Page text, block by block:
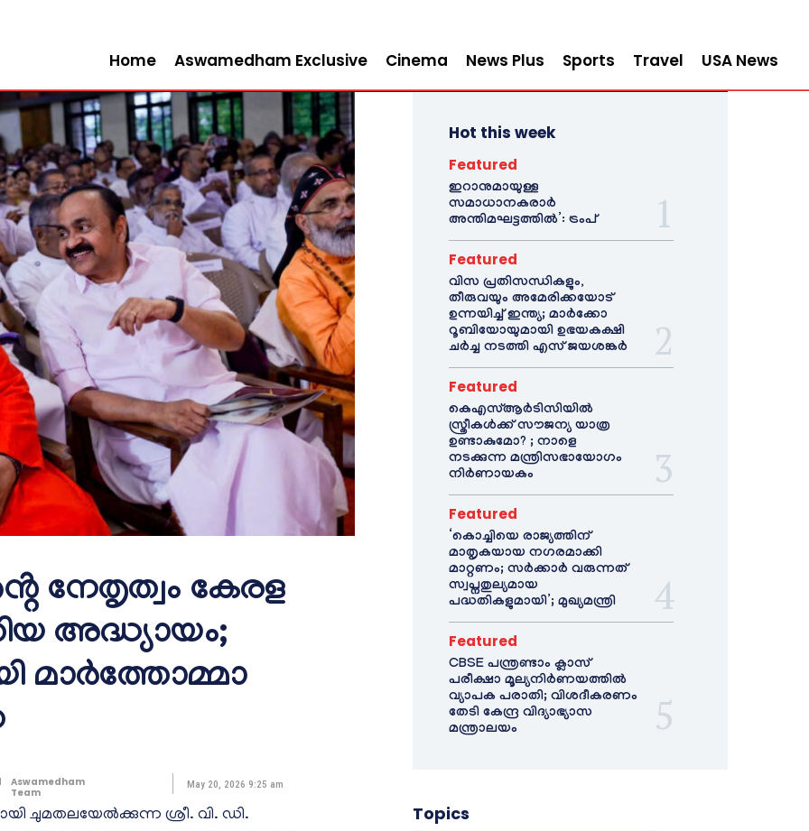
Home Aswamedham Exclusive Cinema News Plus Sports Travel USA News
നേതൃത്വം കേരള
അദ്ധ്യായം;
മാർത്തോമ്മാ
Aswamedham
Team
May 20, 2026 9:25 am
ചുമതലയേൽക്കുന്ന ശ്രീ. വി. ഡി.
Hot this week
Featured
ഇറാനുമായുള്ള
സമാധാനകരാർ
അന്തിമഘട്ടത്തിൽ‌’: ട്രംപ്
Featured
വിസ പ്രതിസന്ധികളും,
തീരുവയും അമേരിക്കയോട്
ഉന്നയിച്ച് ഇന്ത്യ; മാർക്കോ
റൂബിയോയുമായി ഉഭയകക്ഷി
ചർച്ച നടത്തി എസ് ജയശങ്കർ
Featured
കെഎസ്ആർടിസിയിൽ
സ്ത്രീകൾക്ക് സൗജന്യ യാത്ര
ഉണ്ടാകുമോ? ; നാളെ
നടക്കുന്ന മന്ത്രിസഭായോഗം
നിർണായകം
Featured
‘കൊച്ചിയെ രാജ്യത്തിന്
മാതൃകയായ നഗരമാക്കി
മാറ്റണം; സർക്കാർ വരുന്നത്
സ്വപ്നതുല്യമായ
പദ്ധതികളുമായി’; മുഖ്യമന്ത്രി
Featured
CBSE പന്ത്രണ്ടാം ക്ലാസ്
പരീക്ഷാ മൂല്യനിർണയത്തിൽ
വ്യാപക പരാതി; വിശദീകരണം
തേടി കേന്ദ്ര വിദ്യാഭ്യാസ
മന്ത്രാലയം
Topics